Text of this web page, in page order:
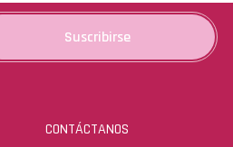
Suscribirse
CONTÁCTANOS